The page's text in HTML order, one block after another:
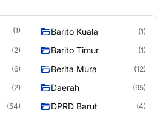
(1) Barito Kuala (1)
(2) Barito Timur (1)
(6) Berita Mura (12)
(2) Daerah (95)
(54) DPRD Barut (4)